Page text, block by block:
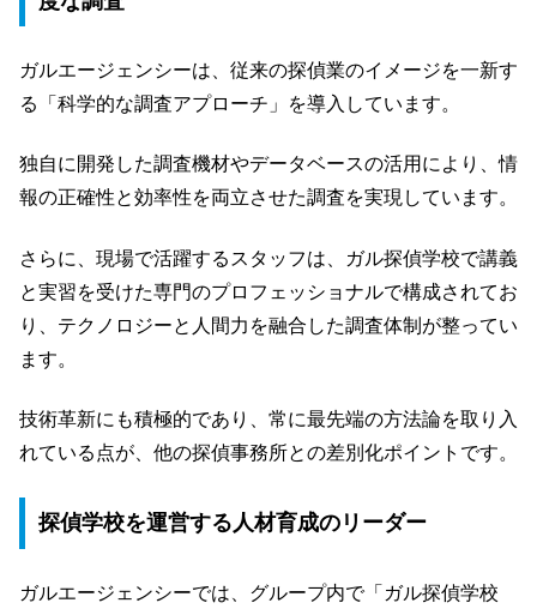
ガルエージェンシーは、従来の探偵業のイメージを一新す
る「科学的な調査アプローチ」を導入しています。
独自に開発した調査機材やデータベースの活用により、情
報の正確性と効率性を両立させた調査を実現しています。
さらに、現場で活躍するスタッフは、ガル探偵学校で講義
と実習を受けた専門のプロフェッショナルで構成されてお
り、テクノロジーと人間力を融合した調査体制が整ってい
ます。
技術革新にも積極的であり、常に最先端の方法論を取り入
れている点が、他の探偵事務所との差別化ポイントです。
探偵学校を運営する人材育成のリーダー
ガルエージェンシーでは、グループ内で「ガル探偵学校